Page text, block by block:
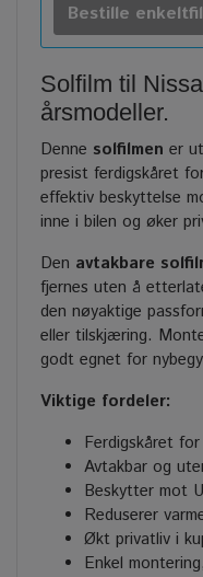
Bestille
Solfilm til
årsmodeller.
Denne solfilmen er
presist ferdigskåret
effektiv beskyttelse
inne i bilen og øker
Den avtakbare
fjernes uten å
den nøyaktige
eller tilskjæring.
godt egnet for
Viktige fordeler:
Ferdigskåret
Avtakbar og
Beskytter mot
Reduserer
Økt privatliv i
Enkel